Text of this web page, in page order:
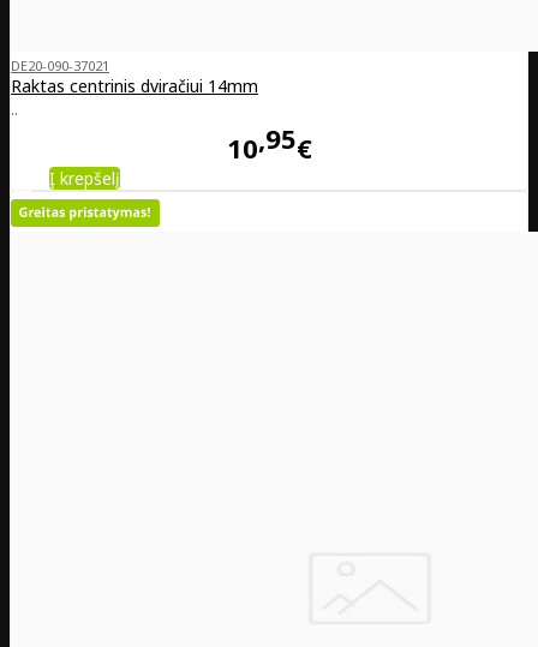
DE20-090-37021
Raktas centrinis dviračiui 14mm
..
10 95€
Į krepšelį